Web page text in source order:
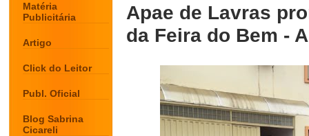
Matéria
Publicitária
Artigo
Click do Leitor
Publ. Oficial
Blog Sabrina
Cicareli
Apae de Lavras
da Feira do Bem -